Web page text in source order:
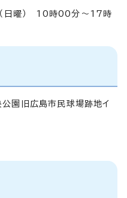
日曜） 10時00分～17時
公園旧広島市民球場跡地イ